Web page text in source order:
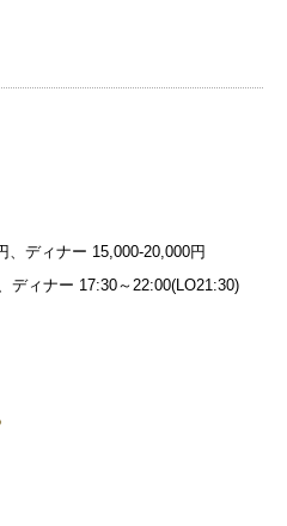
、ディナー 15,000-20,000円
ディナー 17:30～22:00(LO21:30)